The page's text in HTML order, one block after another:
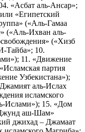
«Асбат аль-Ансар»;
«Египетский
(«Аль-Гамаа
(«Аль-Ихван аль-
(«Хизб
Тайба»; 10.
11. «Движение
партия
Узбекистана»);
аль-Ислах
исламского
Ислами»); 15. «Дом
аш-Шам»
джихад – Джамаат